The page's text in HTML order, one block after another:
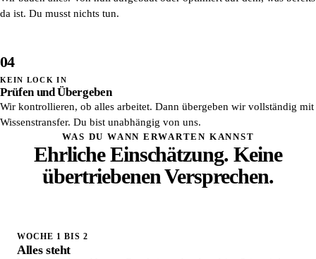
da ist. Du musst nichts tun.
04
KEIN LOCK IN
Prüfen und Übergeben
Wir kontrollieren, ob alles arbeitet. Dann übergeben wir vollständig mit
Wissenstransfer. Du bist unabhängig von uns.
WAS DU WANN ERWARTEN KANNST
Ehrliche Einschätzung. Keine
übertriebenen Versprechen.
WOCHE 1 BIS 2
Alles steht